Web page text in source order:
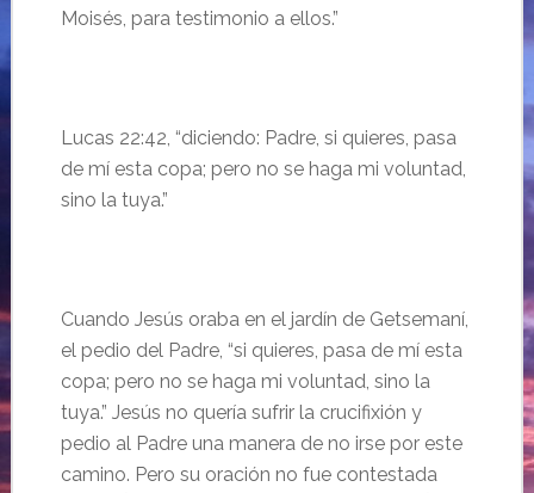
Moisés, para testimonio a ellos.”
Lucas 22:42, “diciendo: Padre, si quieres, pasa
de mí esta copa; pero no se haga mi voluntad,
sino la tuya.”
Cuando Jesús oraba en el jardín de Getsemaní,
el pedio del Padre, “si quieres, pasa de mí esta
copa; pero no se haga mi voluntad, sino la
tuya.” Jesús no quería sufrir la crucifixión y
pedio al Padre una manera de no irse por este
camino. Pero su oración no fue contestada